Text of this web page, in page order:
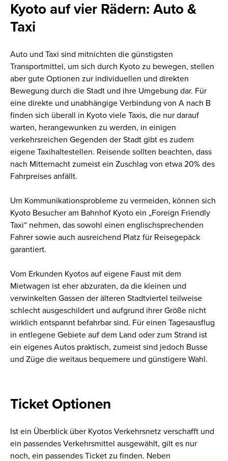
Kyoto auf vier Rädern: Auto &
Taxi
Auto und Taxi sind mitnichten die günstigsten
Transportmittel, um sich durch Kyoto zu bewegen, stellen
aber gute Optionen zur individuellen und direkten
Bewegung durch die Stadt und ihre Umgebung dar. Für
eine direkte und unabhängige Verbindung von A nach B
finden sich überall in Kyoto viele Taxis, die nur darauf
warten, herangewunken zu werden, in einigen
verkehrsreichen Gegenden der Stadt gibt es zudem
eigene Taxihaltestellen. Reisende sollten beachten, dass
nach Mitternacht zumeist ein Zuschlag von etwa 20% des
Fahrpreises anfällt.
Um Kommunikationsprobleme zu vermeiden, können sich
Kyoto Besucher am Bahnhof Kyoto ein „Foreign Friendly
Taxi“ nehmen, das sowohl einen englischsprechenden
Fahrer sowie auch ausreichend Platz für Reisegepäck
garantiert.
Vom Erkunden Kyotos auf eigene Faust mit dem
Mietwagen ist eher abzuraten, da die kleinen und
verwinkelten Gassen der älteren Stadtviertel teilweise
schlecht ausgeschildert und aufgrund ihrer Größe nicht
wirklich entspannt befahrbar sind. Für einen Tagesausflug
in entlegene Gebiete auf dem Land oder zum Strand ist
ein eigenes Autos praktisch, zumeist sind jedoch Busse
und Züge die weitaus bequemere und günstigere Wahl.
Ticket Optionen
Ist ein Überblick über Kyotos Verkehrsnetz verschafft und
ein passendes Verkehrsmittel ausgewählt, gilt es nur
noch, ein passendes Ticket zu finden. Neben